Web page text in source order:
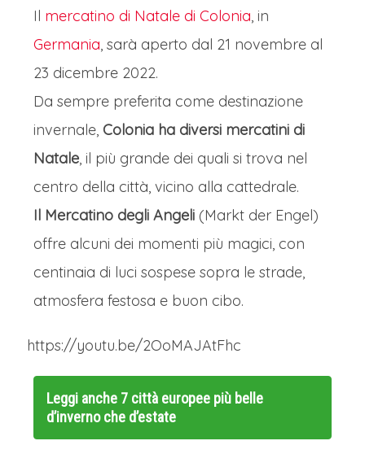
Il mercatino di Natale di Colonia, in
Germania, sarà aperto dal 21 novembre al
23 dicembre 2022.
Da sempre preferita come destinazione
invernale, Colonia ha diversi mercatini di
Natale, il più grande dei quali si trova nel
centro della città, vicino alla cattedrale.
Il Mercatino degli Angeli (Markt der Engel)
offre alcuni dei momenti più magici, con
centinaia di luci sospese sopra le strade,
atmosfera festosa e buon cibo.
https://youtu.be/2OoMAJAtFhc
Leggi anche 7 città europee più belle
d’inverno che d’estate